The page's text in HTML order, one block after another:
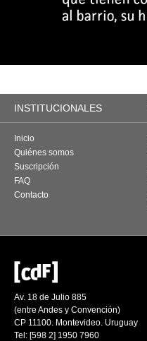
INSTITUCIONALES
Inicio
Quiénes somos
Suscripción
FAQ
Contacto
Av. 18 de Julio 885
(entre Andes y Convención)
CP 11100. Montevideo. Uruguay
Tel: [598 2] 1950 7960